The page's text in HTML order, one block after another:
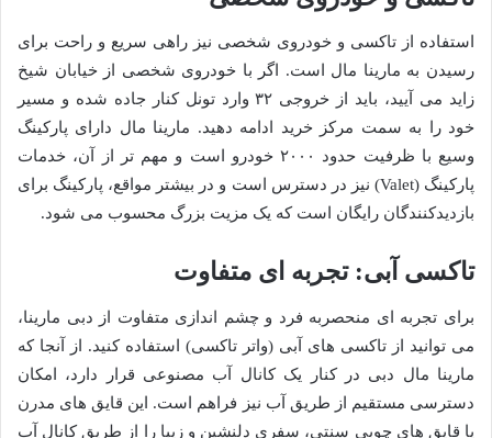
استفاده از تاکسی و خودروی شخصی نیز راهی سریع و راحت برای
رسیدن به مارینا مال است. اگر با خودروی شخصی از خیابان شیخ
زاید می آیید، باید از خروجی ۳۲ وارد تونل کنار جاده شده و مسیر
خود را به سمت مرکز خرید ادامه دهید. مارینا مال دارای پارکینگ
وسیع با ظرفیت حدود ۲۰۰۰ خودرو است و مهم تر از آن، خدمات
پارکینگ (Valet) نیز در دسترس است و در بیشتر مواقع، پارکینگ برای
بازدیدکنندگان رایگان است که یک مزیت بزرگ محسوب می شود.
تاکسی آبی: تجربه ای متفاوت
برای تجربه ای منحصربه فرد و چشم اندازی متفاوت از دبی مارینا،
می توانید از تاکسی های آبی (واتر تاکسی) استفاده کنید. از آنجا که
مارینا مال دبی در کنار یک کانال آب مصنوعی قرار دارد، امکان
دسترسی مستقیم از طریق آب نیز فراهم است. این قایق های مدرن
یا قایق های چوبی سنتی، سفری دلنشین و زیبا را از طریق کانال آب